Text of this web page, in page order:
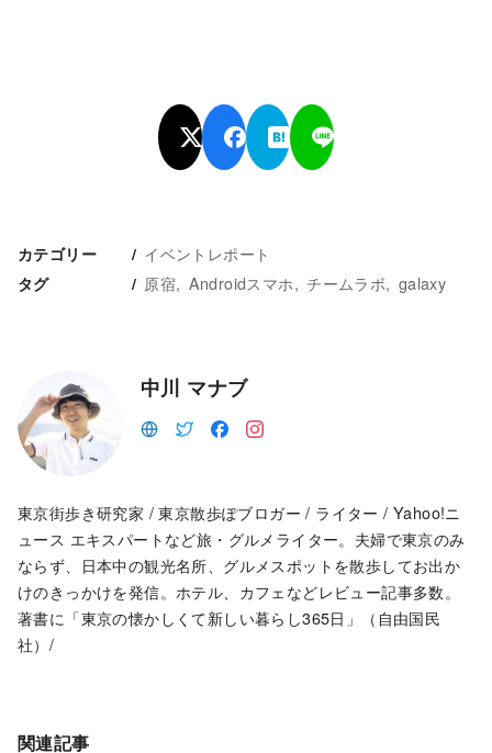
カテゴリー イベントレポート
タグ 原宿 Androidスマホ チームラボ galaxy
中川 マナブ
東京街歩き研究家 / 東京散歩ぽブロガー / ライター / Yahoo!ニ
ュース エキスパートなど旅・グルメライター。夫婦で東京のみ
ならず、日本中の観光名所、グルメスポットを散歩してお出か
けのきっかけを発信。ホテル、カフェなどレビュー記事多数。
著書に「東京の懐かしくて新しい暮らし365日」（自由国民
社）/
関連記事